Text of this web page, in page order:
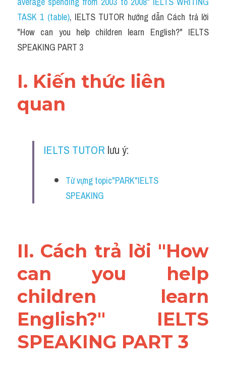
TASK 1 (table), IELTS TUTOR hướng dẫn Cách trả lời
"How can you help children learn English?" IELTS
SPEAKING PART 3
I. Kiến thức liên
quan
IELTS TUTOR lưu ý:
Từ vựng topic"PARK"IELTS
SPEAKING
II. Cách trả lời "How
can you help
children learn
English?" IELTS
SPEAKING PART 3